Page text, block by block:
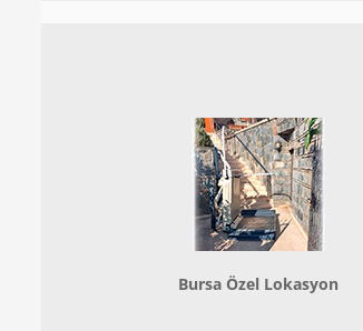
Bursa Özel Lokasyon